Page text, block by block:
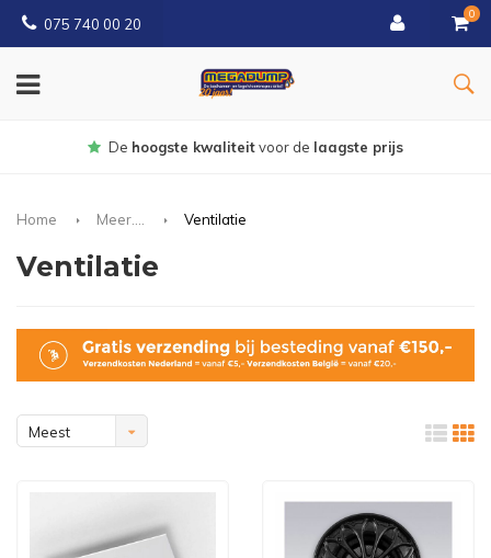
075 740 00 20
0
Gratisbezorgd vanaf € 150
Home Meer.... Ventilatie
Ventilatie
Meest